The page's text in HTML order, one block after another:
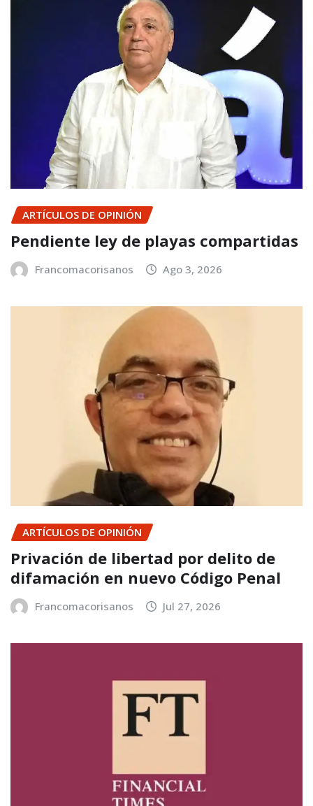
ARTÍCULOS DE OPINIÓN
Pendiente ley de playas compartidas
Francomacorisanos Ago 3, 2026
ARTÍCULOS DE OPINIÓN
Privación de libertad por delito de
difamación en nuevo Código Penal
Francomacorisanos Jul 27, 2026